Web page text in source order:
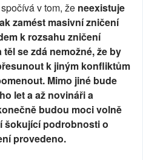
v tom, že neexistuje
zamést masivní zničení
k rozsahu zničení
se zdá nemožné, že by
k jiným konfliktům
Mimo jiné bude
let a až novináři a
budou moci volně
šokující podrobnosti o
provedeno.